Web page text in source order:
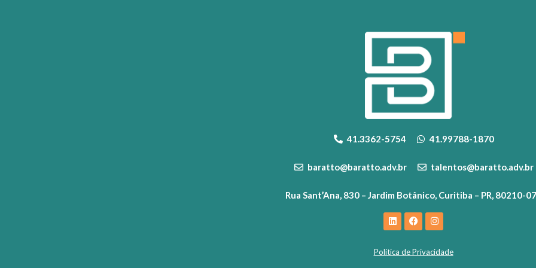
41.3362-5754 41.99788-1870
baratto@baratto.adv.br talentos@baratto.adv.br
Rua Sant’Ana, 830 – Jardim Botânico, Curitiba – PR, 80210-
Política de Privacidade